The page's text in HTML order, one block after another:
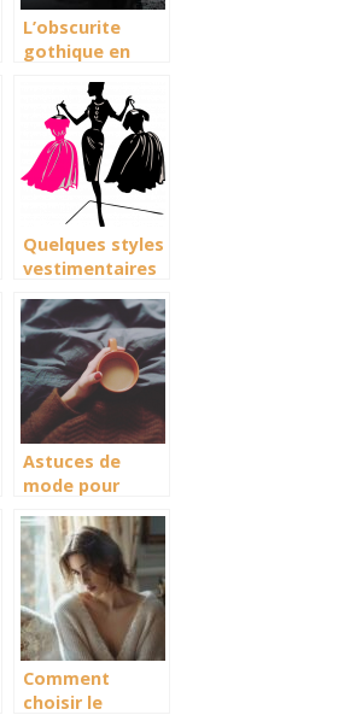
L’obscurite
gothique en
looks pour elle
Quelques styles
vestimentaires
quarantenaire
Astuces de
mode pour
Comment
choisir le